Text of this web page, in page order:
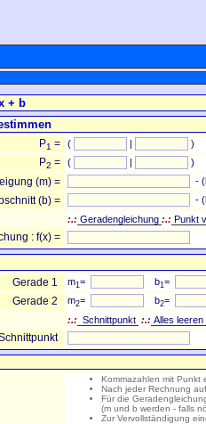
+ b
P1 = ( | )
P2 = ( | )
(m) = - (
(b) = - (
:.: Geradengleichung :.: Punkt
: f(x) =
Gerade 1 m1= b1=
Gerade 2 m2= b2=
:.: Schnittpunkt :.: Alles leeren
Kommazahlen mit Punkt
Nach jeder Rechnung auf
Für die
(m und b werden - falls
Zur Vervollständigung